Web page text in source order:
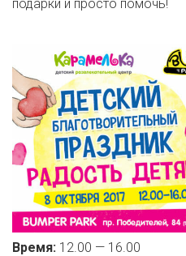
подарки и просто помочь!
Время: 12.00 — 16.00